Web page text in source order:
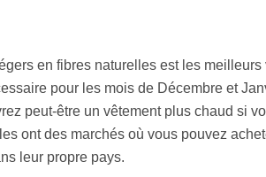
en fibres naturelles est les
pour les mois de Décembre et
peut-être un vêtement plus chaud si
ont des marchés où vous pouvez
leur propre pays.